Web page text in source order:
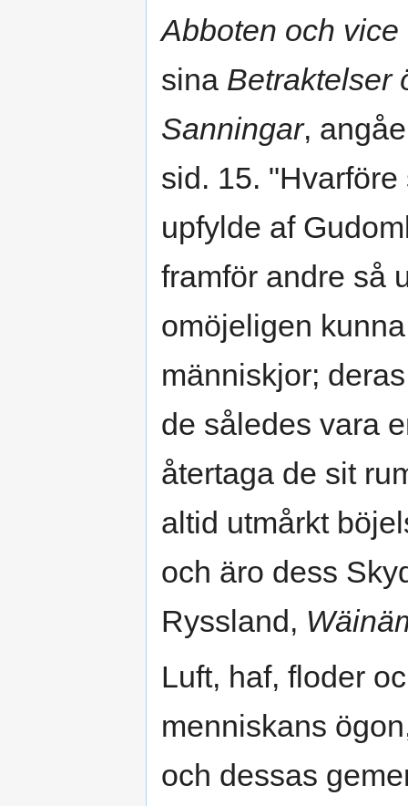
Abboten och vice
sina Betraktelser
Sanningar,
sid. 15.
upfylde af
framför andre så
omöjeligen
människjor;
de således vara
återtaga de sit
altid utmårkt
och äro dess
Ryssland,
Luft, haf, floder
menniskans
och dessas